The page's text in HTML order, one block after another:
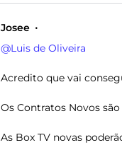
Josee
@Luis de Oliveira
Acredito que vai
Os Contratos Novos
As Box TV novas